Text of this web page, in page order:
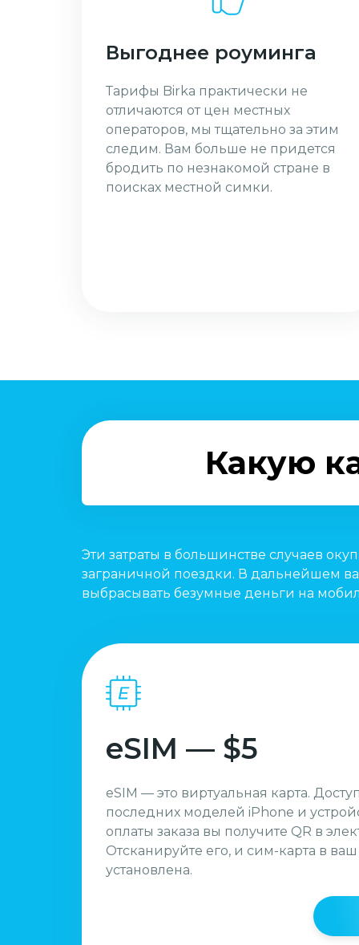
Выгоднее роуминга
Тарифы Birka практически не
отличаются от цен местных
операторов, мы тщательно за этим
следим. Вам больше не придется
бродить по незнакомой стране в
поисках местной симки.
Какую
Эти затраты в большинстве случаев
заграничной поездки. В дальнейшем
выбрасывать безумные деньги на
eSIM — $5
eSIM — это виртуальная карта.
последних моделей iPhone и
оплаты заказа вы получите QR в
Отсканируйте его, и сим-карта в
установлена.